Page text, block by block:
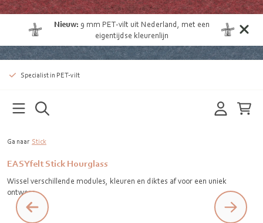
Nieuw: 9 mm PET-vilt uit Nederland , met een
eigentijdse kleurenlijn
Specialist in PET-vilt
Ga naar Stick
EASYfelt Stick Hourglass
Wissel verschillende modules, kleuren en diktes af voor een uniek
ontwerp